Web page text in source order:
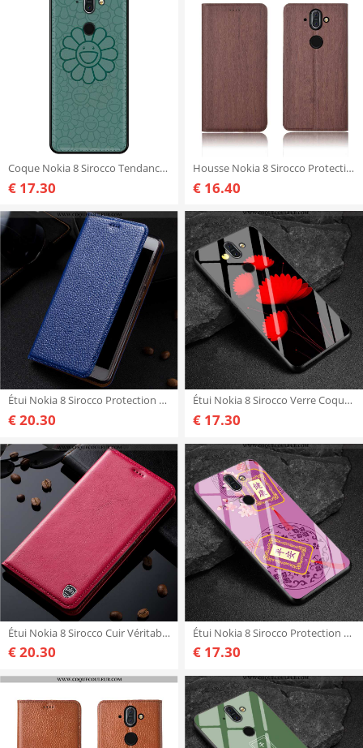
Coque Nokia 8 Sirocco Tendance 2020 Personnalisé, Housse Nokia 8 Sirocco Cuir Incassable Verte
€ 17.30
Housse Nokia 8 Sirocco Protection Marron Haute, Étui Nokia 8 Sirocco Cuir Nouveau
€ 16.40
Étui Nokia 8 Sirocco Protection Téléphone Portable, Coque Nokia 8 Sirocco Cuir Véritable Litchi Bleu
€ 20.30
Étui Nokia 8 Sirocco Verre Coque Rouge, Nokia 8 Sirocco Créatif Dessin Animé Rouge
€ 17.30
Étui Nokia 8 Sirocco Cuir Véritable Haute Téléphone Portable, Coque Nokia 8 Sirocco Cuir Rose
€ 20.30
Étui Nokia 8 Sirocco Protection Coque Étui, Nokia 8 Sirocco Verre Téléphone Portable Violet
€ 17.30